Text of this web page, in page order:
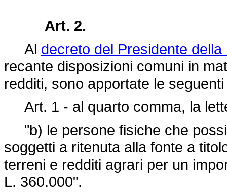
Art. 2.
Al decreto del Presidente
recante disposizioni comuni in
redditi, sono apportate le
Art. 1 - al quarto comma, la
"b) le persone fisiche che
soggetti a ritenuta alla fonte a
terreni e redditi agrari per un
L. 360.000".